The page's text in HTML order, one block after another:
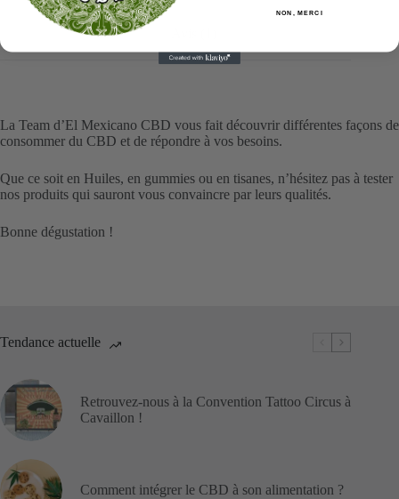
La Team d’El Mexicano CBD vous fait découvrir différentes façons de
consommer du CBD et de répondre à vos besoins.
Que ce soit en Huiles, en gummies ou en tisanes, n’hésitez pas à tester
nos produits qui sauront vous convaincre par leurs qualités.
Bonne dégustation !
Tendance actuelle
Retrouvez-nous à la Convention Tattoo Circus à
Cavaillon !
Comment intégrer le CBD à son alimentation ?
NON, MERCI